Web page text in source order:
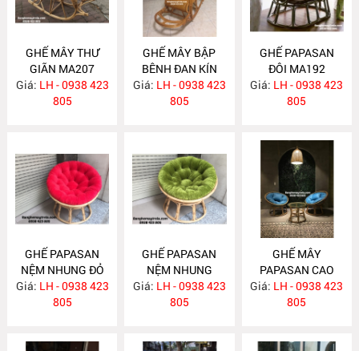
GHẾ MÂY THƯ
GIÃN MA207
Giá: LH - 0938 423
805
GHẾ MÂY BẬP
BÊNH ĐAN KÍN
MA206
Giá: LH - 0938 423
805
GHẾ PAPASAN
ĐÔI MA192
Giá: LH - 0938 423
805
GHẾ PAPASAN
NỆM NHUNG ĐỎ
MA182
Giá: LH - 0938 423
805
GHẾ PAPASAN
NỆM NHUNG
XANH MA181
Giá: LH - 0938 423
805
GHẾ MÂY
PAPASAN CAO
CẤP MA180
Giá: LH - 0938 423
805